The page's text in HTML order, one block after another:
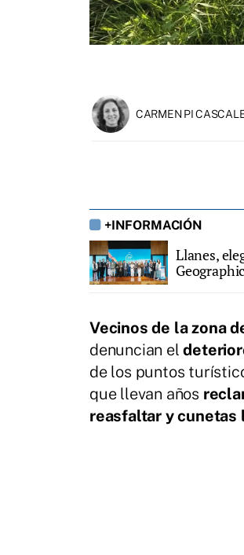
CARMEN PI
+INFORMACIÓN
Llanes,
Geographic
Vecinos de la zona
denuncian el
de los puntos
que llevan años
reasfaltar y cunetas